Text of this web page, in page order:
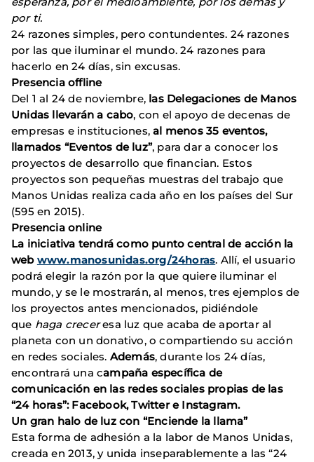
por ti.
24 razones simples, pero contundentes. 24 razones
por las que iluminar el mundo. 24 razones para
hacerlo en 24 días, sin excusas.
Presencia offline
Del 1 al 24 de noviembre, las Delegaciones de Manos
Unidas llevarán a cabo, con el apoyo de decenas de
empresas e instituciones,al menos 35 eventos,
llamados “Eventos de luz”, para dar a conocer los
proyectos de desarrollo que financian. Estos
proyectos son pequeñas muestras del trabajo que
Manos Unidas realiza cada año en los países del Sur
(595 en 2015).
Presencia online
La iniciativa tendrá como punto central de acción la
web www.manosunidas.org/24horas. Allí, el usuario
podrá elegir la razón por la que quiere iluminar el
mundo, y se le mostrarán, al menos, tres ejemplos de
los proyectos antes mencionados, pidiéndole
que haga creceresa luz que acaba de aportar al
planeta con un donativo, o compartiendo su acción
en redes sociales. Además, durante los 24 días,
encontrará una campaña específica de
comunicación en las redes sociales propias de las
“24 horas”: Facebook, Twitter e Instagram.
Un gran halo de luz con “Enciende la llama”
Esta forma de adhesión a la labor de Manos Unidas,
creada en 2013, y unida inseparablemente a las “24